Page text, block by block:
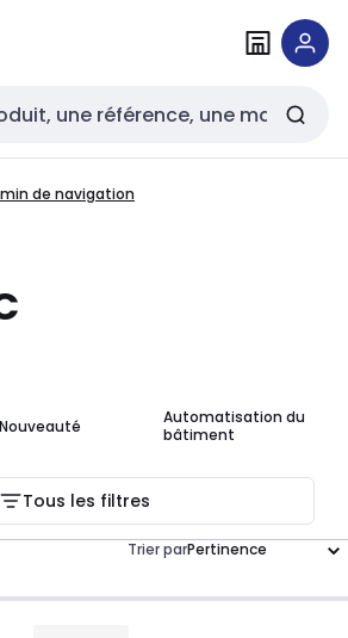
de navigation
Nouveauté
Automatisation du
bâtiment
Tous les filtres
Trier par